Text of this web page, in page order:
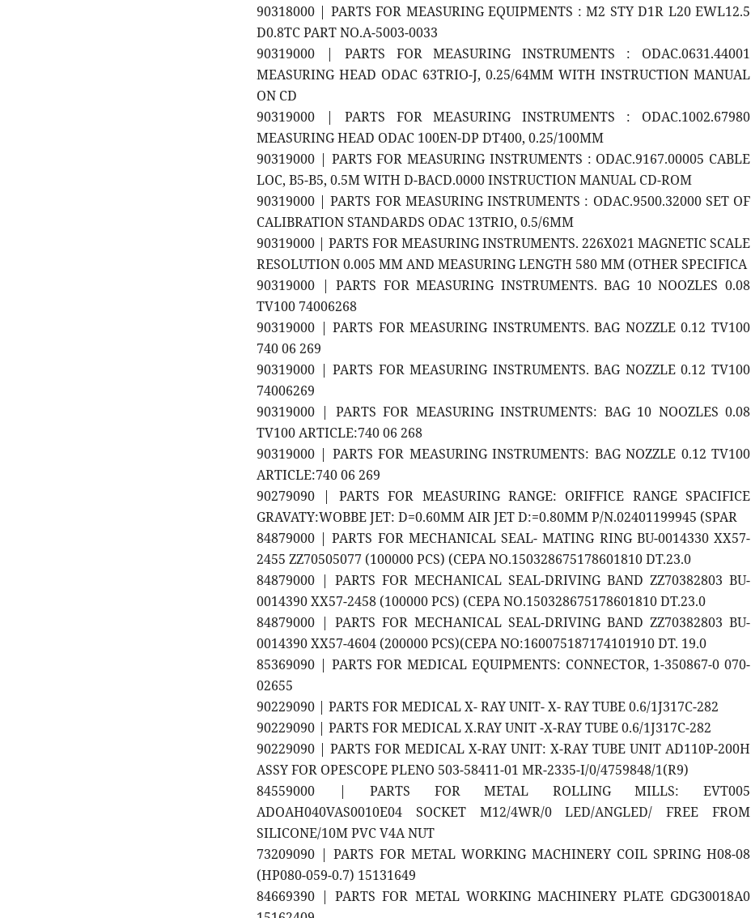
90318000 | PARTS FOR MEASURING EQUIPMENTS : M2 STY D1R L20 EWL12.5
D0.8TC PART NO.A-5003-0033
90319000 | PARTS FOR MEASURING INSTRUMENTS : ODAC.0631.44001
MEASURING HEAD ODAC 63TRIO-J, 0.25/64MM WITH INSTRUCTION MANUAL
ON CD
90319000 | PARTS FOR MEASURING INSTRUMENTS : ODAC.1002.67980
MEASURING HEAD ODAC 100EN-DP DT400, 0.25/100MM
90319000 | PARTS FOR MEASURING INSTRUMENTS : ODAC.9167.00005 CABLE
LOC, B5-B5, 0.5M WITH D-BACD.0000 INSTRUCTION MANUAL CD-ROM
90319000 | PARTS FOR MEASURING INSTRUMENTS : ODAC.9500.32000 SET OF
CALIBRATION STANDARDS ODAC 13TRIO, 0.5/6MM
90319000 | PARTS FOR MEASURING INSTRUMENTS. 226X021 MAGNETIC SCALE
RESOLUTION 0.005 MM AND MEASURING LENGTH 580 MM (OTHER SPECIFICA
90319000 | PARTS FOR MEASURING INSTRUMENTS. BAG 10 NOOZLES 0.08
TV100 74006268
90319000 | PARTS FOR MEASURING INSTRUMENTS. BAG NOZZLE 0.12 TV100
740 06 269
90319000 | PARTS FOR MEASURING INSTRUMENTS. BAG NOZZLE 0.12 TV100
74006269
90319000 | PARTS FOR MEASURING INSTRUMENTS: BAG 10 NOOZLES 0.08
TV100 ARTICLE:740 06 268
90319000 | PARTS FOR MEASURING INSTRUMENTS: BAG NOZZLE 0.12 TV100
ARTICLE:740 06 269
90279090 | PARTS FOR MEASURING RANGE: ORIFFICE RANGE SPACIFICE
GRAVATY:WOBBE JET: D=0.60MM AIR JET D:=0.80MM P/N.02401199945 (SPAR
84879000 | PARTS FOR MECHANICAL SEAL- MATING RING BU-0014330 XX57-
2455 ZZ70505077 (100000 PCS) (CEPA NO.150328675178601810 DT.23.0
84879000 | PARTS FOR MECHANICAL SEAL-DRIVING BAND ZZ70382803 BU-
0014390 XX57-2458 (100000 PCS) (CEPA NO.150328675178601810 DT.23.0
84879000 | PARTS FOR MECHANICAL SEAL-DRIVING BAND ZZ70382803 BU-
0014390 XX57-4604 (200000 PCS)(CEPA NO:160075187174101910 DT. 19.0
85369090 | PARTS FOR MEDICAL EQUIPMENTS: CONNECTOR, 1-350867-0 070-
02655
90229090 | PARTS FOR MEDICAL X- RAY UNIT- X- RAY TUBE 0.6/1J317C-282
90229090 | PARTS FOR MEDICAL X.RAY UNIT -X-RAY TUBE 0.6/1J317C-282
90229090 | PARTS FOR MEDICAL X-RAY UNIT: X-RAY TUBE UNIT AD110P-200H
ASSY FOR OPESCOPE PLENO 503-58411-01 MR-2335-I/0/4759848/1(R9)
84559000 | PARTS FOR METAL ROLLING MILLS: EVT005
ADOAH040VAS0010E04 SOCKET M12/4WR/0 LED/ANGLED/ FREE FROM
SILICONE/10M PVC V4A NUT
73209090 | PARTS FOR METAL WORKING MACHINERY COIL SPRING H08-08
(HP080-059-0.7) 15131649
84669390 | PARTS FOR METAL WORKING MACHINERY PLATE GDG30018A0